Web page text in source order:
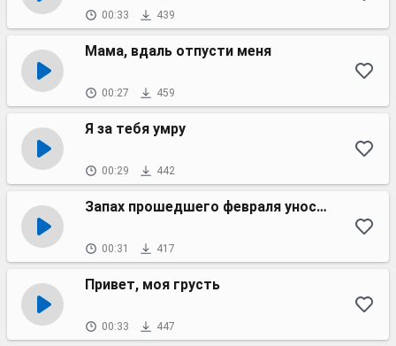
00:33 439
Мама, вдаль отпусти меня
00:27 459
Я за тебя умру
00:29 442
Запах прошедшего февраля уносит
00:31 417
Привет, моя грусть
00:33 447